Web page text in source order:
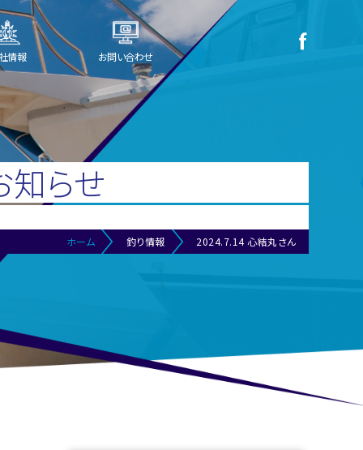
情報 お問い合わせ
知らせ
ホーム 釣り情報 2024.7.14 心結丸さん